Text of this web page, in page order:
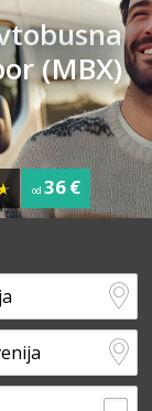
(MBX)
od 36 €